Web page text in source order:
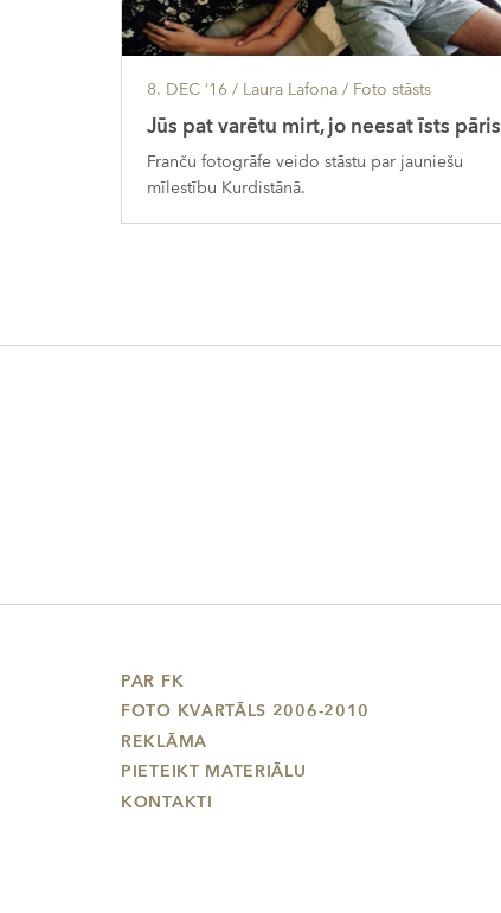
8. DEC ’16 / Laura Lafona / Foto stāsts
Jūs pat varētu mirt, jo neesat īsts pāris
Franču fotogrāfe veido stāstu par jauniešu
mīlestību Kurdistānā.
PAR FK
FOTO KVARTĀLS 2006-2010
REKLĀMA
PIETEIKT MATERIĀLU
KONTAKTI